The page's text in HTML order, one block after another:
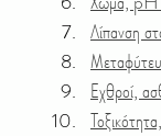
Λίπανση
Εχθροί,